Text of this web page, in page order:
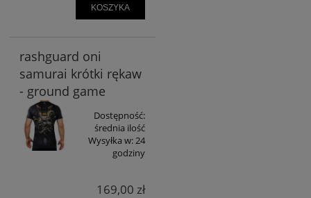
KOSZYKA
rashguard oni
samurai krótki rękaw
- ground game
Dostępność:
średnia ilość
Wysyłka w:24
godziny
169,00 zł